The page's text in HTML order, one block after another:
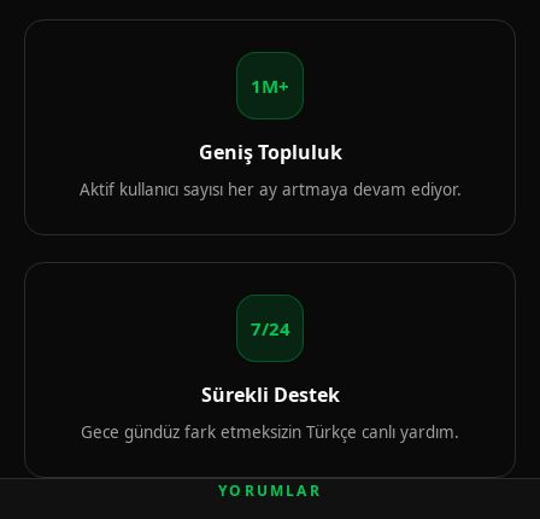
1M+
Geniş Topluluk
Aktif kullanıcı sayısı her ay artmaya devam ediyor.
7/24
Sürekli Destek
Gece gündüz fark etmeksizin Türkçe canlı yardım.
YORUMLAR